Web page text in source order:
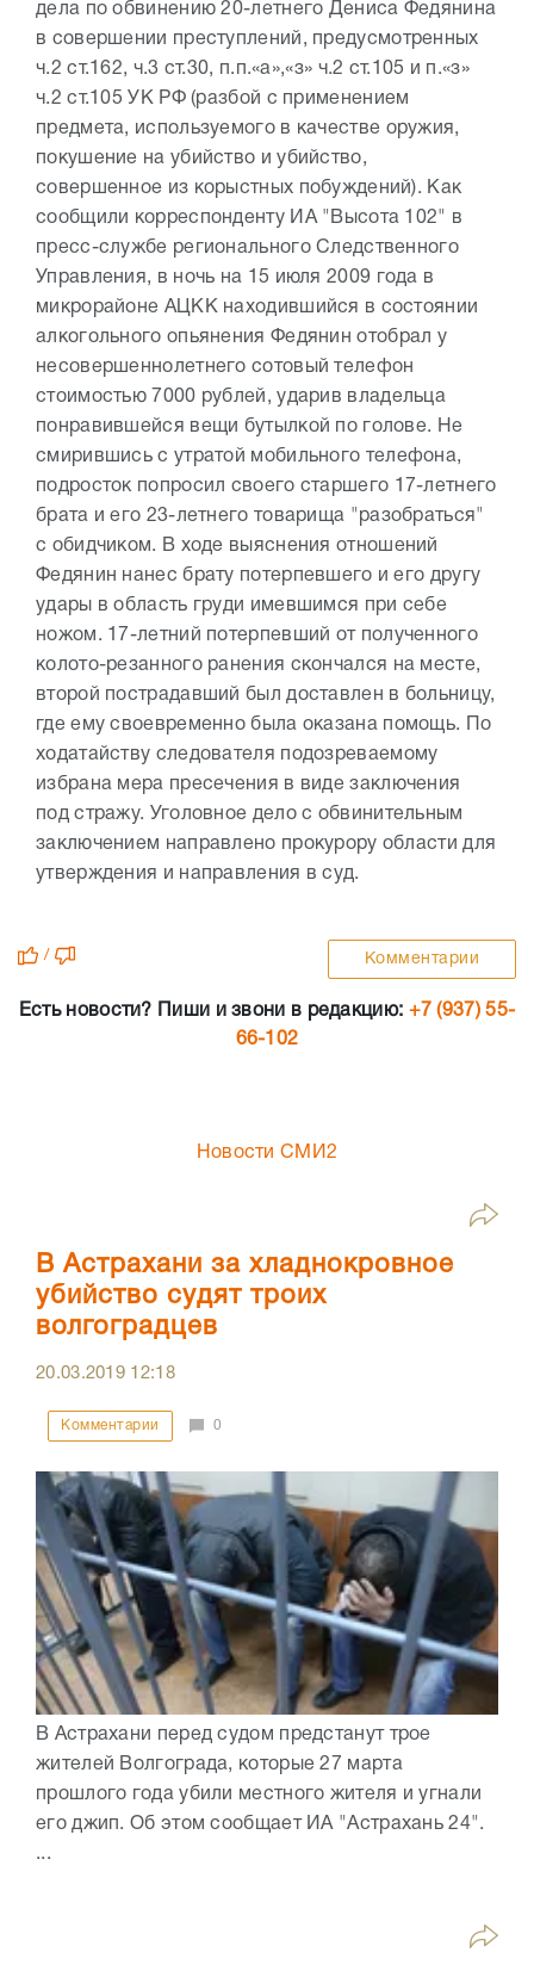
дела по обвинению 20-летнего Дениса Федянина
в совершении преступлений, предусмотренных
ч.2 ст.162, ч.3 ст.30, п.п.«а»,«з» ч.2 ст.105 и п.«з»
ч.2 ст.105 УК РФ (разбой с применением
предмета, используемого в качестве оружия,
покушение на убийство и убийство,
совершенное из корыстных побуждений). Как
сообщили корреспонденту ИА "Высота 102" в
пресс-службе регионального Следственного
Управления, в ночь на 15 июля 2009 года в
микрорайоне АЦКК находившийся в состоянии
алкогольного опьянения Федянин отобрал у
несовершеннолетнего сотовый телефон
стоимостью 7000 рублей, ударив владельца
понравившейся вещи бутылкой по голове. Не
смирившись с утратой мобильного телефона,
подросток попросил своего старшего 17-летнего
брата и его 23-летнего товарища "разобраться"
с обидчиком. В ходе выяснения отношений
Федянин нанес брату потерпевшего и его другу
удары в область груди имевшимся при себе
ножом. 17-летний потерпевший от полученного
колото-резанного ранения скончался на месте,
второй пострадавший был доставлен в больницу,
где ему своевременно была оказана помощь. По
ходатайству следователя подозреваемому
избрана мера пресечения в виде заключения
под стражу. Уголовное дело с обвинительным
заключением направлено прокурору области для
утверждения и направления в суд.
/ Комментарии
Есть новости? Пиши и звони в редакцию: +7 (937) 55-
66-102
Новости СМИ2
В Астрахани за хладнокровное
убийство судят троих
волгоградцев
20.03.2019 12:18
Комментарии 0
В Астрахани перед судом предстанут трое
жителей Волгограда, которые 27 марта
прошлого года убили местного жителя и угнали
его джип. Об этом сообщает ИА "Астрахань 24".
...